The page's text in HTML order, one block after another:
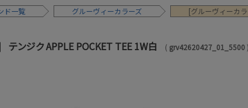
ド グルーヴィーカラーズ [グルーヴィーカ
テンジク APPLE POCKET TEE 1W白 grv42620427_01_5500